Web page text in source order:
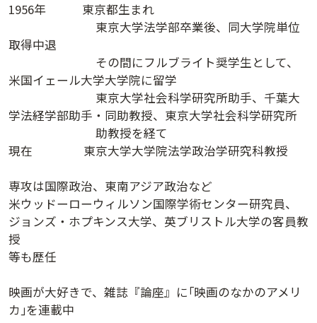
法人会員システムご利用の方へ
1956年 東京都生まれ
東京大学法学部卒業後、同大学院単位
取得中退
その間にフルブライト奨学生として、
米国イェール大学大学院に留学
東京大学社会科学研究所助手、千葉大
学法経学部助手・同助教授、東京大学社会科学研究所
助教授を経て
現在 東京大学大学院法学政治学研究科教授
専攻は国際政治、東南アジア政治など
米ウッドーローウィルソン国際学術センター研究員、
ジョンズ・ホプキンス大学、英ブリストル大学の客員教
授
等も歴任
映画が大好きで、雑誌『論座』に｢映画のなかのアメリ
カ｣を連載中
お問い合わせ
講演履歴
法人会員のご案内
講演日程ダウンロード